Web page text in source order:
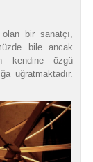
bir sanatçı,
bile ancak
kendine özgü
uğratmaktadır.